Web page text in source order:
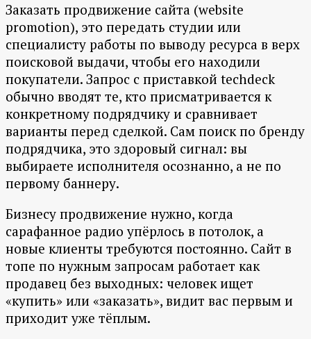
Заказать продвижение сайта (website
promotion), это передать студии или
специалисту работы по выводу ресурса в верх
поисковой выдачи, чтобы его находили
покупатели. Запрос с приставкой techdeck
обычно вводят те, кто присматривается к
конкретному подрядчику и сравнивает
варианты перед сделкой. Сам поиск по бренду
подрядчика, это здоровый сигнал: вы
выбираете исполнителя осознанно, а не по
первому баннеру.
Бизнесу продвижение нужно, когда
сарафанное радио упёрлось в потолок, а
новые клиенты требуются постоянно. Сайт в
топе по нужным запросам работает как
продавец без выходных: человек ищет
«купить» или «заказать», видит вас первым и
приходит уже тёплым.